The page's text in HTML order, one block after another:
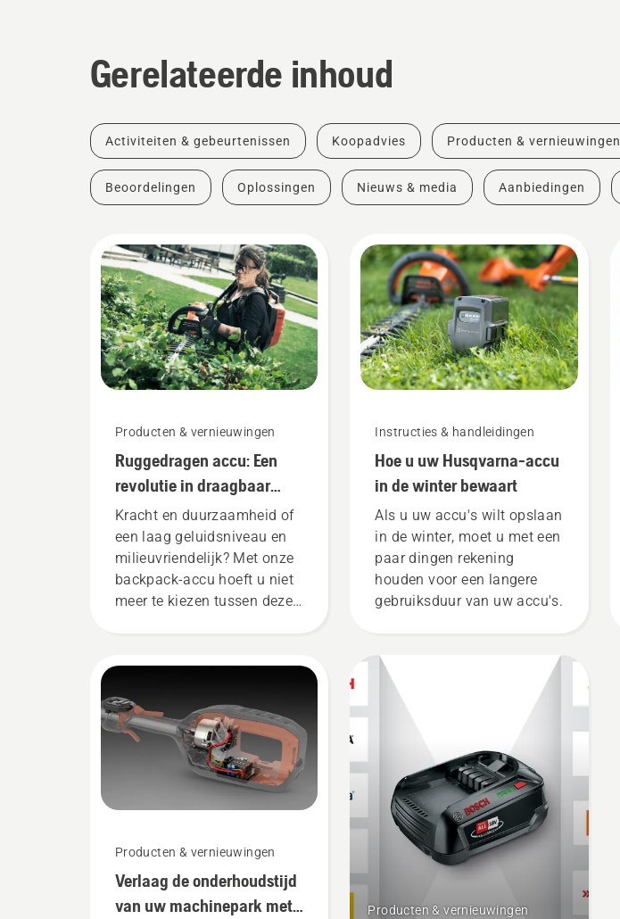
Gerelateerde inhoud
Activiteiten & gebeurtenissen Koopadvies Producten & vernieuwingen
Beoordelingen Oplossingen Nieuws & media Aanbiedingen
Producten & vernieuwingen
Ruggedragen accu: Een
revolutie in draagbaar
elektrisch gereedschap
Kracht en duurzaamheid of
een laag geluidsniveau en
milieuvriendelijk? Met onze
backpack-accu hoeft u niet
meer te kiezen tussen deze
een compleet nieuw niveau”,
Product Manager draagbare
elektrische producten en
accumachines bij
Producten & vernieuwingen
Verlaag de onderhoudstijd
van uw machinepark met
Instructies & handleidingen
Hoe u uw Husqvarna-accu
in de winter bewaart
Als u uw accu's wilt opslaan
in de winter, moet u met een
paar dingen rekening
houden voor een langere
gebruiksduur van uw accu's.
Producten & vernieuwingen